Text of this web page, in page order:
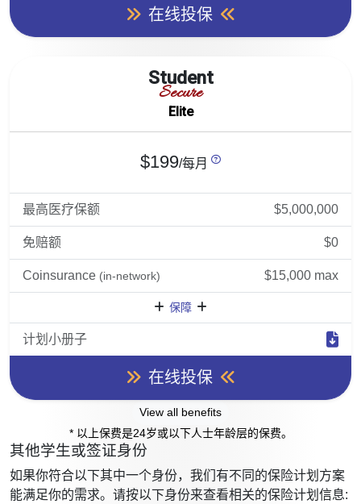
在线投保
Student
Secure
Elite
$199/每月
最高医疗保额 $5,000,000
免赔额 $0
Coinsurance (in-network) $15,000 max
保障
计划小册子
在线投保
View all benefits
* 以上保费是24岁或以下人士年龄层的保费。
其他学生或签证身份
如果你符合以下其中一个身份，我们有不同的保险计划方案
能满足你的需求。请按以下身份来查看相关的保险计划信息: